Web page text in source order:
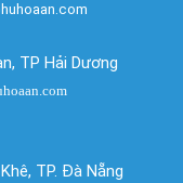
TP Hải Dương
TP. Đà Nẵng